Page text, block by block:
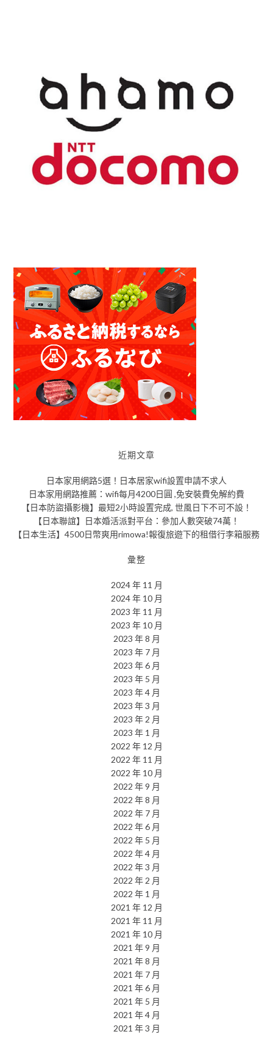
近期文章
日本家用網路5選！日本居家wifi設置申請不求人
日本家用網路推薦：wifi每月4200日圓 ,免安裝費免解約費
【日本防盜攝影機】最短2小時設置完成, 世風日下不可不設！
【日本聯誼】日本婚活派對平台：參加人數突破74萬！
【日本生活】4500日幣爽用rimowa!報復旅遊下的租借行李箱服務
彙整
2024 年 11 月
2024 年 10 月
2023 年 11 月
2023 年 10 月
2023 年 8 月
2023 年 7 月
2023 年 6 月
2023 年 5 月
2023 年 4 月
2023 年 3 月
2023 年 2 月
2023 年 1 月
2022 年 12 月
2022 年 11 月
2022 年 10 月
2022 年 9 月
2022 年 8 月
2022 年 7 月
2022 年 6 月
2022 年 5 月
2022 年 4 月
2022 年 3 月
2022 年 2 月
2022 年 1 月
2021 年 12 月
2021 年 11 月
2021 年 10 月
2021 年 9 月
2021 年 8 月
2021 年 7 月
2021 年 6 月
2021 年 5 月
2021 年 4 月
2021 年 3 月